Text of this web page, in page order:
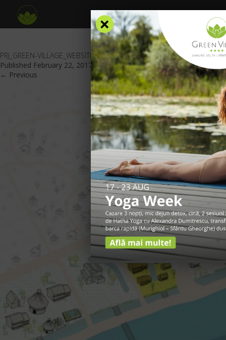
PRJ_GREEN-VILLAGE_WEBSITE_HARTA-CAZARE_STARCUL-ALB-01
Published February 22, 2017 at 860 × 620inZona Stârcul Alb.
← Previous
×